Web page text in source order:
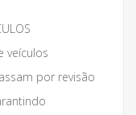
veículos
por revisão